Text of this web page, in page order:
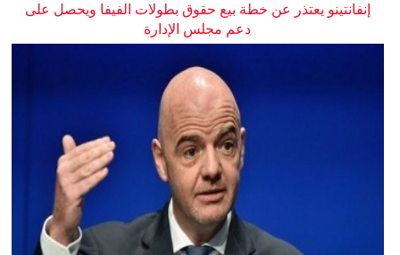
إنفانتينو يعتذر عن خطة بيع حقوق بطولات الفيفا ويحصل على
دعم مجلس الإدارة